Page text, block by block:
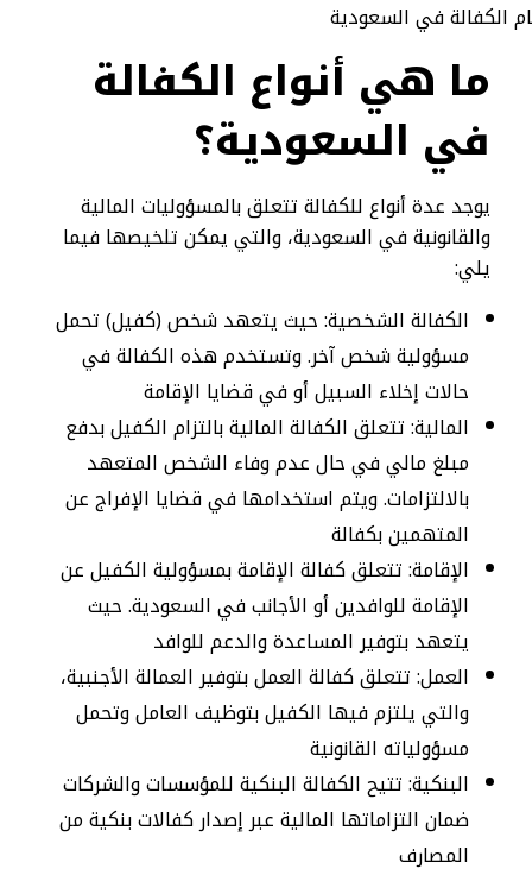
ما هي أنواع الكفالة
في السعودية؟
يوجد عدة أنواع للكفالة تتعلق بالمسؤوليات المالية
والقانونية في السعودية، والتي يمكن تلخيصها فيما
يلي:
الكفالة الشخصية: حيث يتعهد شخص (كفيل) تحمل
مسؤولية شخص آخر. وتستخدم هذه الكفالة في
حالات إخلاء السبيل أو في قضايا الإقامة
المالية: تتعلق الكفالة المالية بالتزام الكفيل بدفع
مبلغ مالي في حال عدم وفاء الشخص المتعهد
بالالتزامات. ويتم استخدامها في قضايا الإفراج عن
المتهمين بكفالة
الإقامة: تتعلق كفالة الإقامة بمسؤولية الكفيل عن
الإقامة للوافدين أو الأجانب في السعودية. حيث
يتعهد بتوفير المساعدة والدعم للوافد
العمل: تتعلق كفالة العمل بتوفير العمالة الأجنبية،
والتي يلتزم فيها الكفيل بتوظيف العامل وتحمل
مسؤولياته القانونية
البنكية: تتيح الكفالة البنكية للمؤسسات والشركات
ضمان التزاماتها المالية عبر إصدار كفالات بنكية من
المصارف